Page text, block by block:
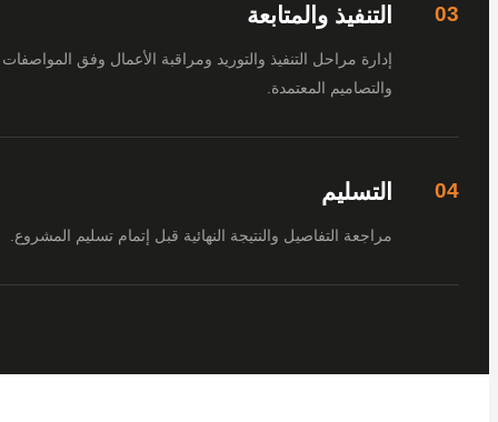
التنفيذ والمتابعة
إدارة مراحل التنفيذ والتوريد ومراقبة الأعمال وفق المواصفات
والتصاميم المعتمدة.
التسليم
مراجعة التفاصيل والنتيجة النهائية قبل إتمام تسليم المشروع.